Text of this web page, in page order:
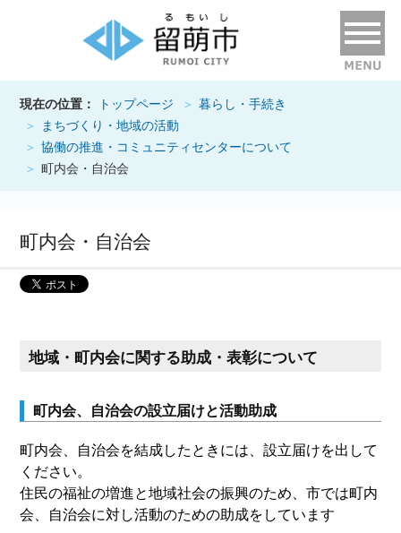
現在の位置： トップページ
暮らし・手続き
まちづくり・地域の活動
協働の推進・コミュニティセンターについて
町内会・自治会
町内会・自治会
地域・町内会に関する助成・表彰について
町内会、自治会の設立届けと活動助成
町内会、自治会を結成したときには、設立届けを出して
ください。
住民の福祉の増進と地域社会の振興のため、市では町内
会、自治会に対し活動のための助成をしています